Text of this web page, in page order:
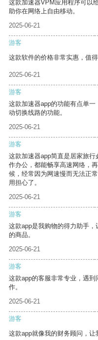
这款加速器VPM应用程序可以
助你在网络上自由移动。
2025-06-21
游客
这款软件的价格非常实惠，值得
2025-06-21
游客
这款加速器app的功能有点单
动切换线路的功能。
2025-06-21
游客
这款加速器app简直是居家旅
作办公，都能畅享高速网络，
候，经常因为网速慢而无法正
用担心了。
2025-06-21
游客
这款app是我购物的得力助手
的商品。
2025-06-21
游客
这款app的客服非常专业，遇
作。
2025-06-21
游客
这款app就像我的财务顾问，让